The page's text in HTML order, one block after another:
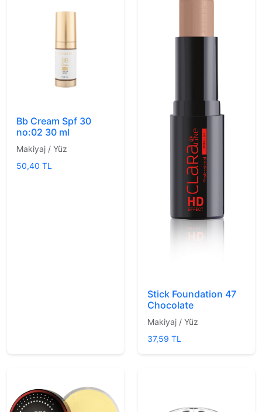
Bb Cream Spf 30
no:02 30 ml
Makiyaj / Yüz
50,40 TL
Stick Foundation 47
Chocolate
Makiyaj / Yüz
37,59 TL